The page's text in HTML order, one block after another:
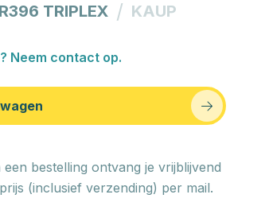
TRIPLEX / KAUP
Neem contact op.
bestelling ontvang je vrijblijvend
(inclusief verzending) per mail.